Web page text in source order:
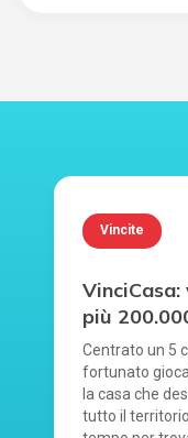
Vincite
più
Centrato un 5
fortunato
la casa che
tutto il